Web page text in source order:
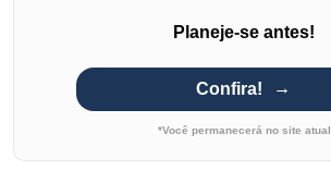
Planeje-se antes!
Confira!
*Você permanecerá no site atual